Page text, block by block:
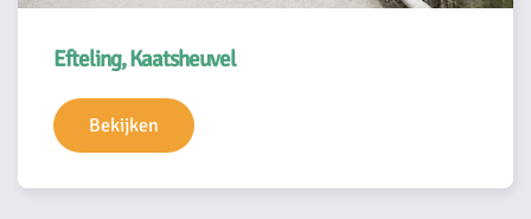
Efteling, Kaatsheuvel
Bekijken